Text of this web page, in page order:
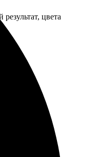
цвета